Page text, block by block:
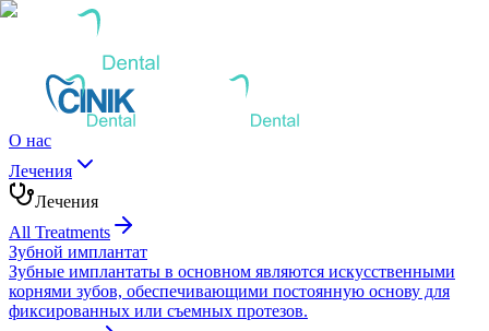
О нас
Лечения
Лечения
All Treatments
Зубной имплантат
Зубные имплантаты в основном являются искусственными
корнями зубов, обеспечивающими постоянную основу для
фиксированных или съемных протезов.